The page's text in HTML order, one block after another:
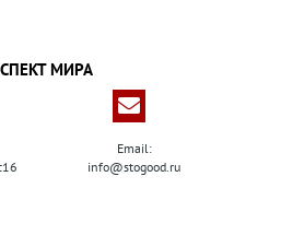
МИРА
Email:
info@stogood.ru